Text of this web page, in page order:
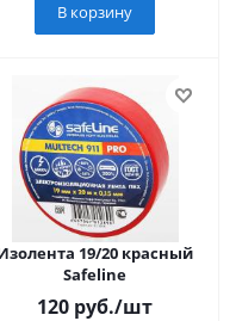
В корзину
19/20 красный
Safeline
120 руб./шт